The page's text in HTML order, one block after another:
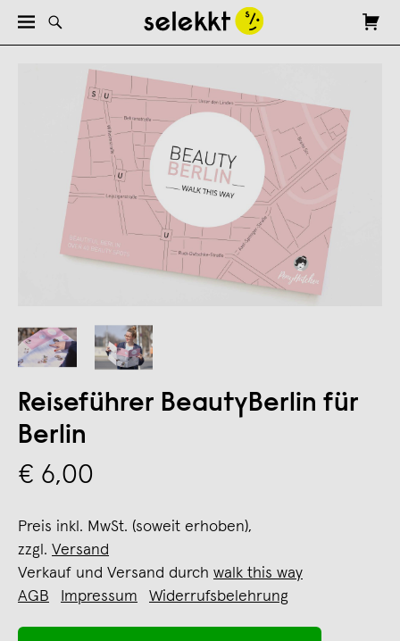
Reiseführer BeautyBerlin für
Berlin
€ 6,00
Preis inkl. MwSt. (soweit erhoben),
zzgl. Versand
Verkauf und Versand durch walk this way
AGB
Impressum Widerrufsbelehrung